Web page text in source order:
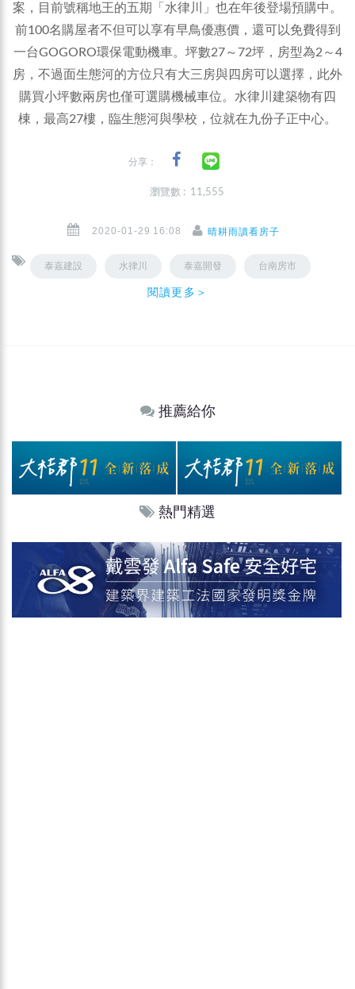
案，目前號稱地王的五期「水律川」也在年後登場預購中。
前100名購屋者不但可以享有早鳥優惠價，還可以免費得到
一台GOGORO環保電動機車。坪數27～72坪，房型為2～4
房，不過面生態河的方位只有大三房與四房可以選擇，此外
購買小坪數兩房也僅可選購機械車位。水律川建築物有四
棟，最高27樓，臨生態河與學校，位就在九份子正中心。
分享：
瀏覽數 : 11,555
2020-01-29 16:08 晴耕雨讀看房子
泰嘉建設 水律川 泰嘉開發 台南房市
閱讀更多＞
推薦給你
熱門精選